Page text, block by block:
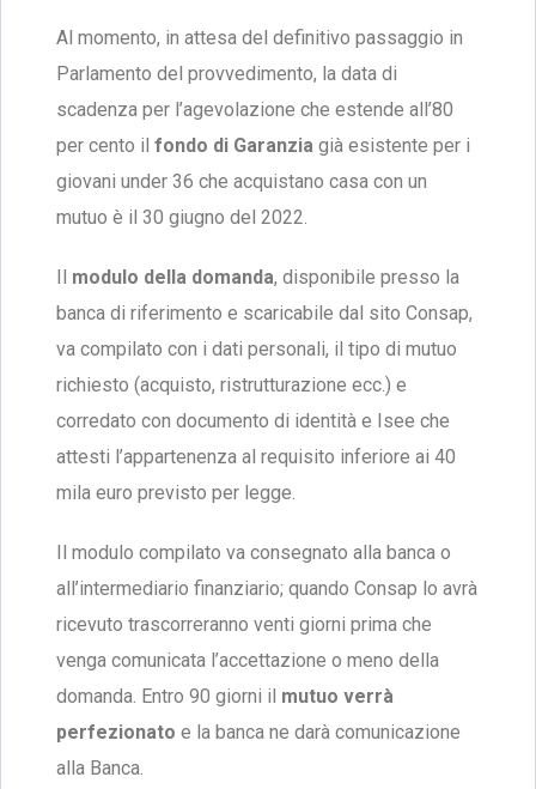
Al momento, in attesa del definitivo passaggio in
Parlamento del provvedimento, la data di
scadenza per l’agevolazione che estende all’80
per cento il fondo di Garanziagià esistente per i
giovani under 36 che acquistano casa con un
mutuo è il 30 giugno del 2022.
modulo della domanda, disponibile presso la
banca di riferimento e scaricabile dal sito Consap,
va compilato con i dati personali, il tipo di mutuo
richiesto (acquisto, ristrutturazione ecc.) e
corredato con documento di identità e Isee che
attesti l’appartenenza al requisito inferiore ai 40
mila euro previsto per legge.
Il modulo compilato va consegnato alla banca o
all’intermediario finanziario; quando Consap lo avrà
ricevuto trascorreranno venti giorni prima che
venga comunicata l’accettazione o meno della
domanda. Entro 90 giorni il mutuo verrà
perfezionato e la banca ne darà comunicazione
alla Banca.